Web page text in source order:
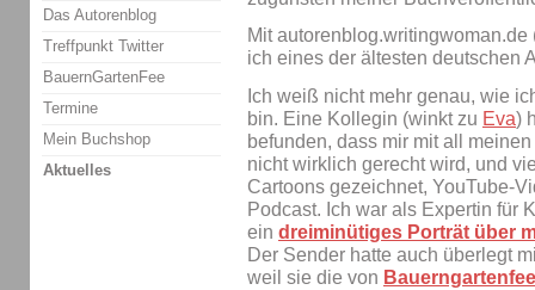
Mit
ich eines der ältesten deutschen
Ich weiß nicht mehr genau, wie
bin. Eine Kollegin (winkt zu Eva)
befunden, dass mir mit all
nicht wirklich gerecht wird, und
Cartoons gezeichnet, YouTube-
Podcast. Ich war als Expertin für
ein dreiminütiges Porträt über
Der Sender hatte auch überlegt
weil sie die von Bauerngartenfee
Das Autorenblog
Treffpunkt Twitter
BauernGartenFee
Termine
Mein Buchshop
Aktuelles